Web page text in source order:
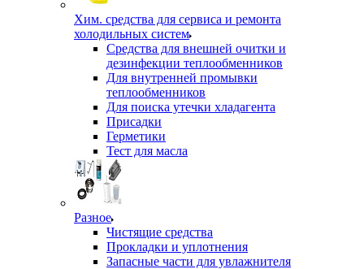
Хим. средства для сервиса и ремонта
холодильных систем
Средства для внешней очитки и
дезинфекции теплообменников
Для внутренней промывки
теплообменников
Для поиска утечки хладагента
Присадки
Герметики
Тест для масла
Разное
Чистящие средства
Прокладки и уплотнения
Запасные части для увлажнителя